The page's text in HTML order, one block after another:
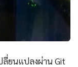
ยนแปลงผ่าน Git